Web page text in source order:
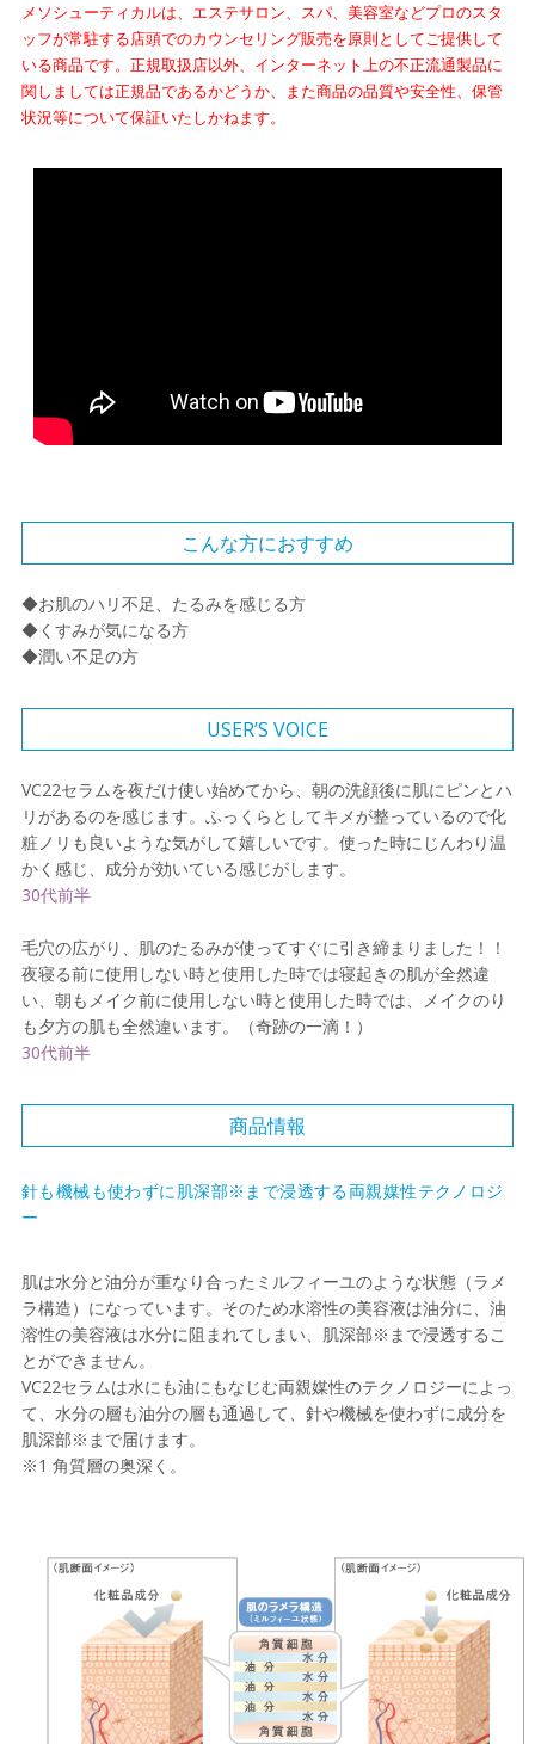
メソシューティカルは、エステサロン、スパ、美容室などプロのスタ
ッフが常駐する店頭でのカウンセリング販売を原則としてご提供して
いる商品です。正規取扱店以外、インターネット上の不正流通製品に
関しましては正規品であるかどうか、また商品の品質や安全性、保管
状況等について保証いたしかねます。
こんな方におすすめ
◆お肌のハリ不足、たるみを感じる方
◆くすみが気になる方
◆潤い不足の方
USER’S VOICE
VC22セラムを夜だけ使い始めてから、朝の洗顔後に肌にピンとハ
リがあるのを感じます。ふっくらとしてキメが整っているので化
粧ノリも良いような気がして嬉しいです。使った時にじんわり温
かく感じ、成分が効いている感じがします。
30代前半
毛穴の広がり、肌のたるみが使ってすぐに引き締まりました！！
夜寝る前に使用しない時と使用した時では寝起きの肌が全然違
い、朝もメイク前に使用しない時と使用した時では、メイクのり
も夕方の肌も全然違います。（奇跡の一滴！）
30代前半
商品情報
針も機械も使わずに肌深部※まで浸透する両親媒性テクノロジ
ー
肌は水分と油分が重なり合ったミルフィーユのような状態（ラメ
ラ構造）になっています。そのため水溶性の美容液は油分に、油
溶性の美容液は水分に阻まれてしまい、肌深部※まで浸透するこ
とができません。
VC22セラムは水にも油にもなじむ両親媒性のテクノロジーによっ
て、水分の層も油分の層も通過して、針や機械を使わずに成分を
肌深部※まで届けます。
※1 角質層の奥深く。